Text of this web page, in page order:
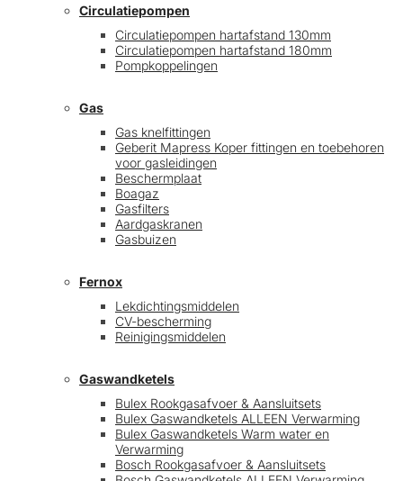
Circulatiepompen
Circulatiepompen hartafstand 130mm
Circulatiepompen hartafstand 180mm
Pompkoppelingen
Gas
Gas knelfittingen
Geberit Mapress Koper fittingen en toebehoren
voor gasleidingen
Beschermplaat
Boagaz
Gasfilters
Aardgaskranen
Gasbuizen
Fernox
Lekdichtingsmiddelen
CV-bescherming
Reinigingsmiddelen
Gaswandketels
Bulex Rookgasafvoer & Aansluitsets
Bulex Gaswandketels ALLEEN Verwarming
Bulex Gaswandketels Warm water en
Verwarming
Bosch Rookgasafvoer & Aansluitsets